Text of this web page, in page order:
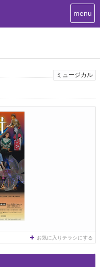
T
o
n
i
menu
ミュージカル
お気に入りチラシにする